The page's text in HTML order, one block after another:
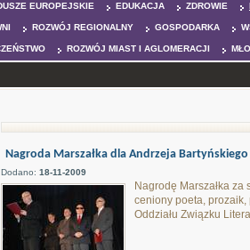
EUROPEJSKIE EDUKACJA ZDROWIE
ROZWÓJ REGIONALNY GOSPODARKA
ROZWÓJ MIAST I AGLOMERACJI
Nagroda Marszałka dla Andrzeja Bartyńskiego
Dodano: 18-11-2009
Nagrodę Marszałka
ceniony poeta, prozaik,
Oddziału Związku